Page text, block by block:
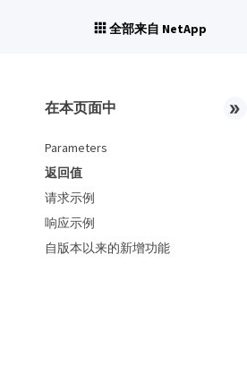
全部来自 NetApp
在本页面中
Parameters
返回值
请求示例
响应示例
自版本以来的新增功能